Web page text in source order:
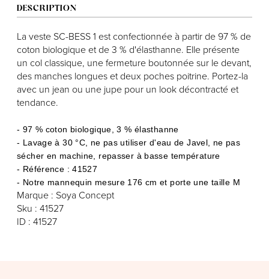
DESCRIPTION
La veste SC-BESS 1 est confectionnée à partir de 97 % de
coton biologique et de 3 % d'élasthanne. Elle présente
un col classique, une fermeture boutonnée sur le devant,
des manches longues et deux poches poitrine. Portez-la
avec un jean ou une jupe pour un look décontracté et
tendance.
- 97 % coton biologique, 3 % élasthanne
- Lavage à 30 °C, ne pas utiliser d'eau de Javel, ne pas
sécher en machine, repasser à basse température
- Référence : 41527
- Notre mannequin mesure 176 cm et porte une taille M
Marque : Soya Concept
Sku : 41527
ID : 41527